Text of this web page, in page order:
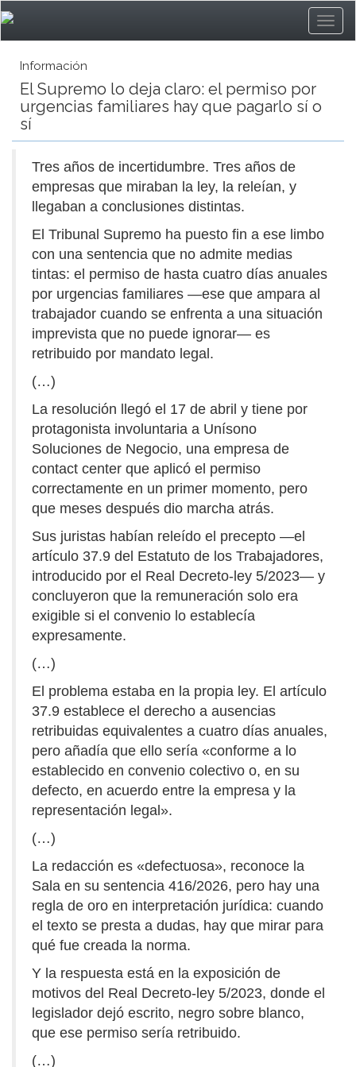
Información
El Supremo lo deja claro: el permiso por
urgencias familiares hay que pagarlo sí o
sí
Tres años de incertidumbre. Tres años de
empresas que miraban la ley, la releían, y
llegaban a conclusiones distintas.
El Tribunal Supremo ha puesto fin a ese limbo
con una sentencia que no admite medias
tintas: el permiso de hasta cuatro días anuales
por urgencias familiares —ese que ampara al
trabajador cuando se enfrenta a una situación
imprevista que no puede ignorar— es
retribuido por mandato legal.
(…)
La resolución llegó el 17 de abril y tiene por
protagonista involuntaria a Unísono
Soluciones de Negocio, una empresa de
contact center que aplicó el permiso
correctamente en un primer momento, pero
que meses después dio marcha atrás.
Sus juristas habían releído el precepto —el
artículo 37.9 del Estatuto de los Trabajadores,
introducido por el Real Decreto-ley 5/2023— y
concluyeron que la remuneración solo era
exigible si el convenio lo establecía
expresamente.
(…)
El problema estaba en la propia ley. El artículo
37.9 establece el derecho a ausencias
retribuidas equivalentes a cuatro días anuales,
pero añadía que ello sería «conforme a lo
establecido en convenio colectivo o, en su
defecto, en acuerdo entre la empresa y la
representación legal».
(…)
La redacción es «defectuosa», reconoce la
Sala en su sentencia 416/2026, pero hay una
regla de oro en interpretación jurídica: cuando
el texto se presta a dudas, hay que mirar para
qué fue creada la norma.
Y la respuesta está en la exposición de
motivos del Real Decreto-ley 5/2023, donde el
legislador dejó escrito, negro sobre blanco,
que ese permiso sería retribuido.
(…)